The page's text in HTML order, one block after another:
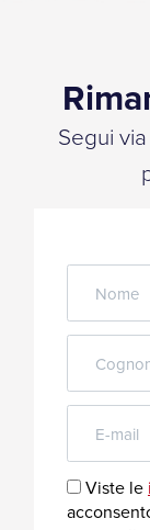
Segui